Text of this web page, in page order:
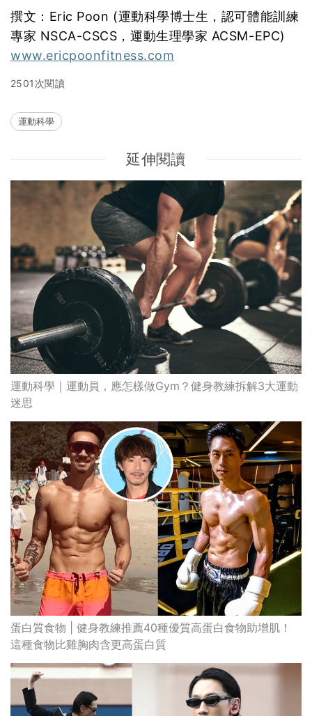
撰文：Eric Poon (運動科學博士生，認可體能訓練
專家 NSCA-CSCS，運動生理學家 ACSM-EPC)
www.ericpoonfitness.com
2501次閱讀
運動科學
延伸閱讀
運動科學｜運動員，應怎樣做Gym？健身教練拆解3大運動
迷思
蛋白質食物 | 健身教練推薦40種優質高蛋白食物助增肌！
這種食物比雞胸肉含更高蛋白質